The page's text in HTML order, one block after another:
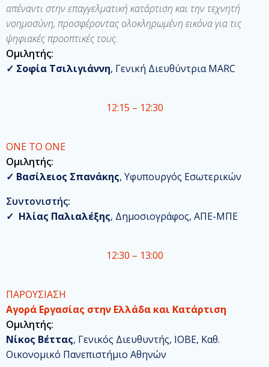
απέναντι στην επαγγελματική κατάρτιση και την τεχνητή
νοημοσύνη, προσφέροντας ολοκληρωμένη εικόνα για τις
ψηφιακές προοπτικές τους.
Ομιλητής:
✓ Σοφία Τσιλιγιάννη, Γενική Διευθύντρια MARC
12:15 – 12:30
ΟΝΕ ΤΟ ΟΝΕ
Ομιλητής:
✓ Βασίλειος Σπανάκης, Υφυπουργός Εσωτερικών
Συντονιστής:
✓ Ηλίας Παλιαλέξης, Δημοσιογράφος, ΑΠΕ-ΜΠΕ
12:30 – 13:00
ΠΑΡΟΥΣΙΑΣΗ
Αγορά Εργασίας στην Ελλάδα και Κατάρτιση
Ομιλητής:
Νίκος Βέττας, Γενικός Διευθυντής, ΙΟΒΕ, Καθ.
Οικονομικό Πανεπιστήμιο Αθηνών